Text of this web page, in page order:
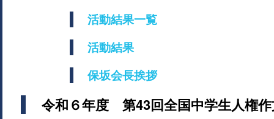
活動結果一覧
活動結果
保坂会長挨拶
令和６年度 第43回全国中学生人権